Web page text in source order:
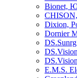
Bionet,
Dixion,
Dornier
E.M.S.